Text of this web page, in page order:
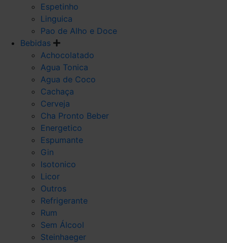
Espetinho
Linguica
Pao de Alho e Doce
Bebidas
Achocolatado
Agua Tonica
Agua de Coco
Cachaça
Cerveja
Cha Pronto Beber
Energetico
Espumante
Gin
Isotonico
Licor
Outros
Refrigerante
Rum
Sem Álcool
Steinhaeger